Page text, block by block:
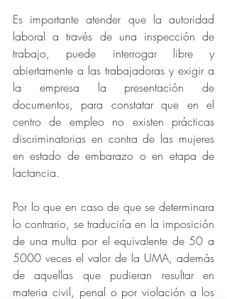
Es importante atender que la autoridad
laboral a través de una inspección de
trabajo, puede interrogar libre y
abiertamente a las trabajadoras y exigir a
la empresa la presentación de
documentos, para constatar que en el
centro de empleo no existen prácticas
discriminatorias en contra de las mujeres
en estado de embarazo o en etapa de
lactancia.
Por lo que en caso de que se determinara
lo contrario, se traduciría en la imposición
de una multa por el equivalente de 50 a
5000 veces el valor de la UMA, además
de aquellas que pudieran resultar en
materia civil, penal o por violación a los